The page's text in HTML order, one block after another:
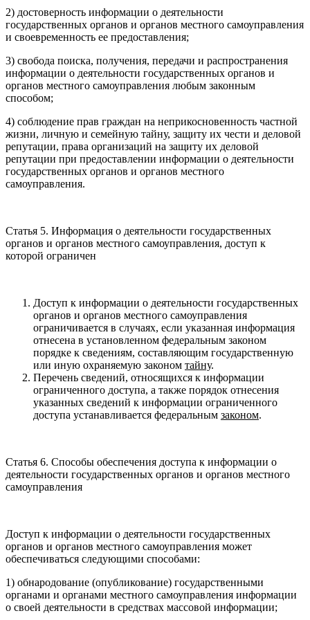
2) достоверность информации о деятельности
государственных органов и органов местного самоуправления
и своевременность ее предоставления;
3) свобода поиска, получения, передачи и распространения
информации о деятельности государственных органов и
органов местного самоуправления любым законным
способом;
4) соблюдение прав граждан на неприкосновенность частной
жизни, личную и семейную тайну, защиту их чести и деловой
репутации, права организаций на защиту их деловой
репутации при предоставлении информации о деятельности
государственных органов и органов местного
самоуправления.
Статья 5. Информация о деятельности государственных
органов и органов местного самоуправления, доступ к
которой ограничен
Доступ к информации о деятельности государственных
органов и органов местного самоуправления
ограничивается в случаях, если указанная информация
отнесена в установленном федеральным законом
порядке к сведениям, составляющим государственную
или иную охраняемую законом тайну.
Перечень сведений, относящихся к информации
ограниченного доступа, а также порядок отнесения
указанных сведений к информации ограниченного
доступа устанавливается федеральным законом.
Статья 6. Способы обеспечения доступа к информации о
деятельности государственных органов и органов местного
самоуправления
Доступ к информации о деятельности государственных
органов и органов местного самоуправления может
обеспечиваться следующими способами:
1) обнародование (опубликование) государственными
органами и органами местного самоуправления информации
о своей деятельности в средствах массовой информации;